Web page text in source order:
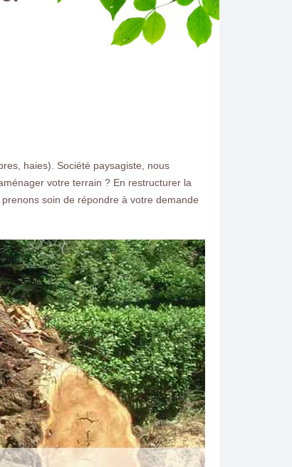
haies). Société paysagiste, nous
votre terrain ? En restructurer la
soin de répondre à votre demande